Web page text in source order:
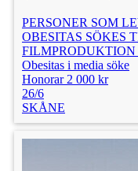
PERSONER SOM
OBESITAS SÖKES
FILMPRODUKTION
Obesitas i media söke
Honorar 2 000 kr
26/6
SKÅNE